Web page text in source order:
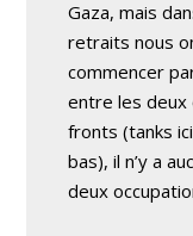
Gaza, mais
retraits nous
commencer
entre les deux
fronts (tanks
bas), il n’y a
deux